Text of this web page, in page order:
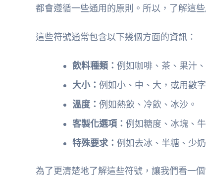
都會遵循一些通用的原則。所以，了解這
這些符號通常包含以下幾個方面的資訊：
飲料種類： 例如咖啡、茶、果汁
大小： 例如小、中、大，或用數
溫度： 例如熱飲、冷飲、冰沙。
客製化選項： 例如糖度、冰塊、
特殊要求： 例如去冰、半糖、少
為了更清楚地了解這些符號，讓我們看一